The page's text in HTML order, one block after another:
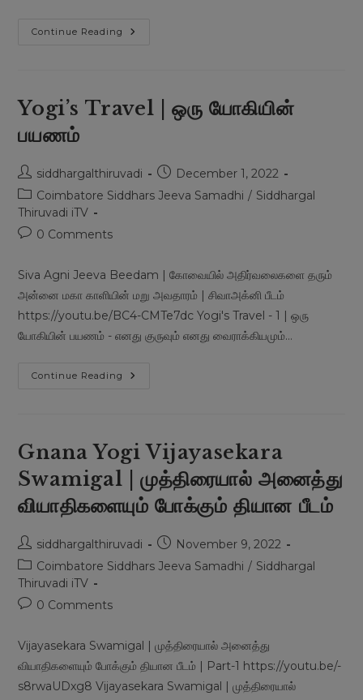
Continue Reading Pillaiyaar
Yogi’s Travel | ஒரு யோகியின்
பயணம்
Post
author:
siddhargalthiruvadi
Post
published:
December 1, 2022
Post
category:
Coimbatore Siddhars Jeeva Samadhi / Siddhargal
Thiruvadi iTV
Post0 Comments
Siva Agni Jeeva Beedam | கோவையில் அதிர்வலைகளை தரும்
அன்னை மகா காளியின் மறு அவதாரம் | சிவாஅக்னி பீடம்
https://youtu.be/BC4-CMTe7dc Yogi's Travel - 1 | ஒரு
யோகியின் பயணம் - எனது குருவும் எனது வைராக்கியமும்…
Continue Reading Yogi’s
Gnana Yogi Vijayasekara
Swamigal | முத்திரையால் அனைத்து
வியாதிகளையும் போக்கும் தியான பீடம்
Post
author:
siddhargalthiruvadi
Post
published:
November 9, 2022
Post
category:
Coimbatore Siddhars Jeeva Samadhi / Siddhargal
Thiruvadi iTV
Post0 Comments
Vijayasekara Swamigal | முத்திரையால் அனைத்து
வியாதிகளையும் போக்கும் தியான பீடம் | Part-1 https://youtu.be/-
s8rwaUDxg8 Vijayasekara Swamigal | முத்திரையால்